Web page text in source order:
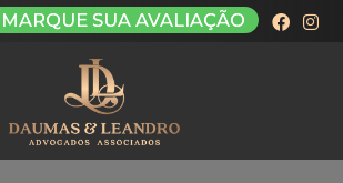
MARQUE SUA AVALIAÇÃO